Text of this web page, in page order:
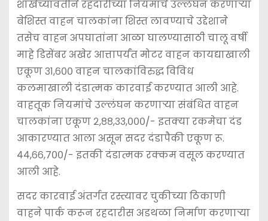
शाखेच्यावतीने रहदारीच्या नियमांचे उल्लंघन करणाऱ्या
बेशिस्त वाहन चालकांना शिस्त लावण्याचे उद्देशाने
तसेच वाहन अपघातांना आळा घालण्यासाठी चालू वर्षी
माहे डिसेंबर अखेर आत्तापर्यंत मोटर वाहन कायद्याखाली
एकूण ३१,६०० वाहन चालकांविरुद्ध विविध
कलमाखाली दंडात्मक कारवाई करण्यात आली आहे.
वाहतूक नियमांचे उल्लंघन करणाऱ्या संबंधित वाहन
चालकांना एकूण २,८८,३३,०००/- इतक्या रकमेचा दंड
आकारण्यात आला असून सदर दंडापैकी एकूण रू.
४४,६६,७००/- इतकी दंडात्मक रक्कम वसूल करण्यात
आली आहे.
सदर कारवाई अंतर्गत रस्त्यावर चुकीच्या ठिकाणी
वाहने पार्क करून रहदारीस अडथळा निर्माण करणाऱ्या